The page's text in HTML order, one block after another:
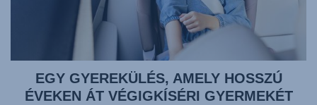
EGY GYEREKÜLÉS, AMELY HOSSZÚ
ÉVEKEN ÁT VÉGIGKÍSÉRI GYERMEKÉT